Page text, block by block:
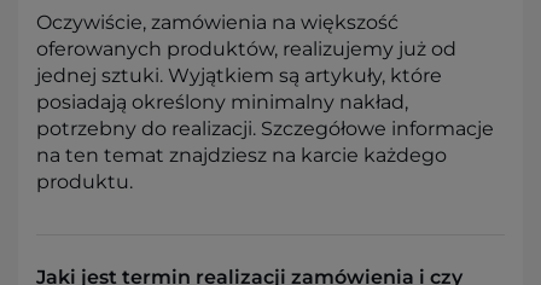
Oczywiście, zamówienia na większość
oferowanych produktów, realizujemy już od
jednej sztuki. Wyjątkiem są artykuły, które
posiadają określony minimalny nakład,
potrzebny do realizacji. Szczegółowe informacje
na ten temat znajdziesz na karcie każdego
produktu.
Jaki jest termin realizacji zamówienia i czy